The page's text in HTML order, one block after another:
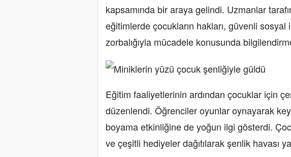
kapsamında bir araya gelindi. Uzmanlar
eğitimlerde çocukların hakları, güvenli sosyal
zorbalığıyla mücadele konusunda
Eğitim faaliyetlerinin ardından çocuklar için
düzenlendi. Öğrenciler oyunlar oynayarak
boyama etkinliğine de yoğun ilgi gösterdi.
ve çeşitli hediyeler dağıtılarak şenlik havası